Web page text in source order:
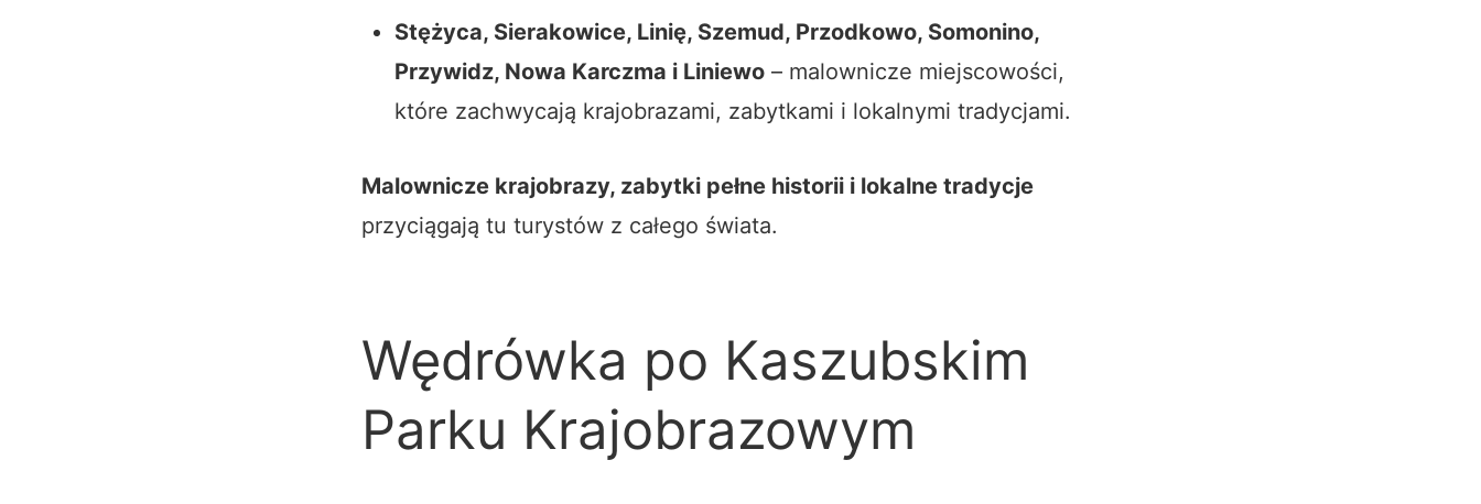
Stężyca, Sierakowice, Linię, Szemud, Przodkowo, Somonino,
Przywidz, Nowa Karczma i Liniewo – malownicze miejscowości,
które zachwycają krajobrazami, zabytkami i lokalnymi tradycjami.
Malownicze krajobrazy, zabytki pełne historii i lokalne tradycje
przyciągają tu turystów z całego świata.
Wędrówka po Kaszubskim
Parku Krajobrazowym